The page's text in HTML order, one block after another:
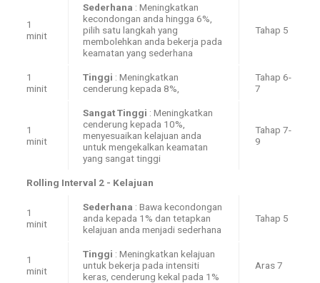
1
minit
Sederhana : Meningkatkan
kecondongan anda hingga 6%,
pilih satu langkah yang
membolehkan anda bekerja pada
keamatan yang sederhana
Tahap 5
1
minit
Tinggi : Meningkatkan
cenderung kepada 8%,
Tahap 6-
7
1
minit
Sangat Tinggi : Meningkatkan
cenderung kepada 10%,
menyesuaikan kelajuan anda
untuk mengekalkan keamatan
yang sangat tinggi
Tahap 7-
9
Rolling Interval 2 - Kelajuan
1
minit
Sederhana : Bawa kecondongan
anda kepada 1% dan tetapkan
kelajuan anda menjadi sederhana
Tahap 5
1
minit
Tinggi : Meningkatkan kelajuan
untuk bekerja pada intensiti
keras, cenderung kekal pada 1%
Aras 7